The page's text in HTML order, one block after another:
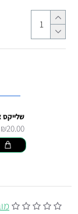
שלייקס
₪20.00